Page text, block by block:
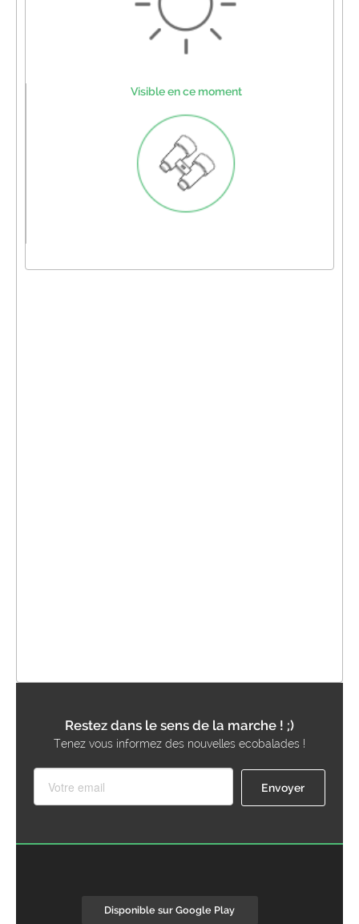
Visible en ce moment
Restez dans le sens de la marche ! ;)
Tenez vous informez des nouvelles ecobalades !
Disponible sur Google Play